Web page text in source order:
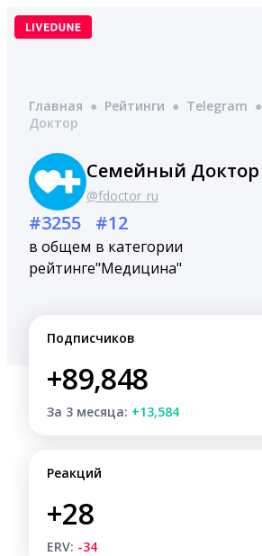
Перейти
Главная ● Рейтинги ● Telegram ●
Доктор
Семейный Доктор
@fdoctor_ru
#3255
в общем
рейтинге
#12
в категории
"Медицина"
Подписчиков
+89,848
За 3 месяца: +13,584
Реакций
+28
ERV: -34